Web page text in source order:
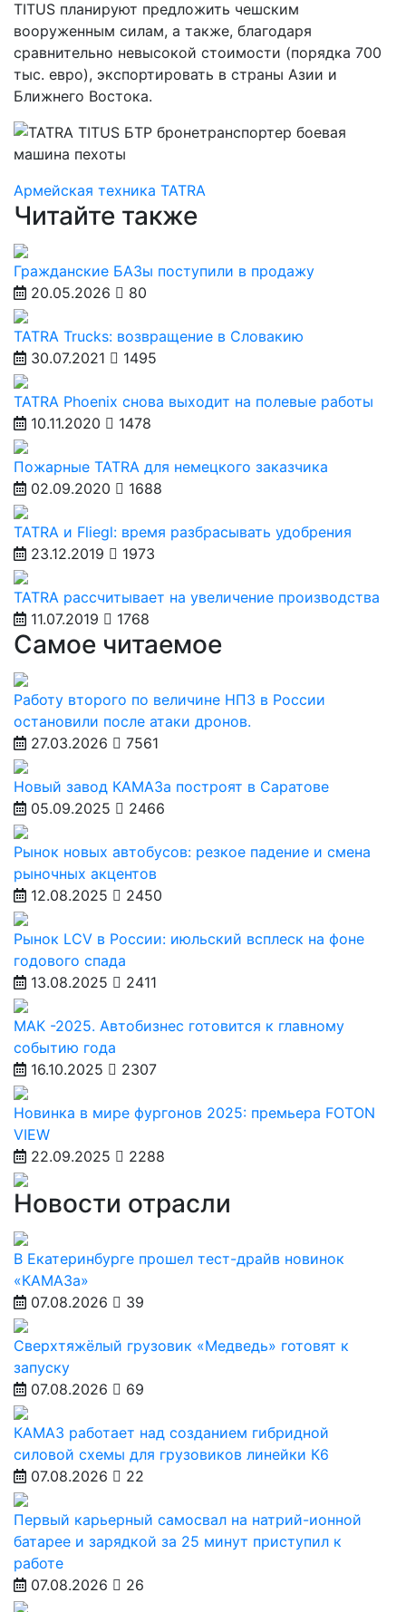
TITUS планируют предложить чешским
вооруженным силам, а также, благодаря
сравнительно невысокой стоимости (порядка 700
тыс. евро), экспортировать в страны Азии и
Ближнего Востока.
Армейская техника TATRA
Читайте также
Гражданские БАЗы поступили в продажу
20.05.2026
80
TATRA Trucks: возвращение в Словакию
30.07.2021
1495
TATRA Phoenix снова выходит на полевые работы
10.11.2020
1478
Пожарные TATRA для немецкого заказчика
02.09.2020
1688
TATRA и Fliegl: время разбрасывать удобрения
23.12.2019
1973
TATRA рассчитывает на увеличение производства
11.07.2019
1768
Самое читаемое
Работу второго по величине НПЗ в России
остановили после атаки дронов.
27.03.2026
7561
Новый завод КАМАЗа построят в Саратове
05.09.2025
2466
Рынок новых автобусов: резкое падение и смена
рыночных акцентов
12.08.2025
2450
Рынок LCV в России: июльский всплеск на фоне
годового спада
13.08.2025
2411
МАК -2025. Автобизнес готовится к главному
событию года
16.10.2025
2307
Новинка в мире фургонов 2025: премьера FOTON
VIEW
22.09.2025
2288
Новости отрасли
В Екатеринбурге прошел тест-драйв новинок
«КАМАЗа»
07.08.2026
39
Сверхтяжёлый грузовик «Медведь» готовят к
запуску
07.08.2026
69
КАМАЗ работает над созданием гибридной
силовой схемы для грузовиков линейки К6
07.08.2026
22
Первый карьерный самосвал на натрий-ионной
батарее и зарядкой за 25 минут приступил к
работе
07.08.2026
26